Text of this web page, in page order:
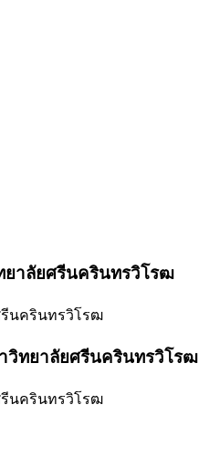
ยาลัยศรีนครินทรวิโรฒ
นครินทรวิโรฒ
วิทยาลัยศรีนครินทรวิโรฒ
นครินทรวิโรฒ